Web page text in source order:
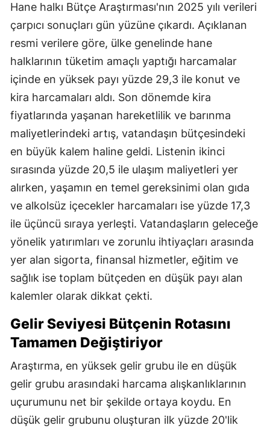
Hane halkı Bütçe Araştırması'nın 2025 yılı verileri
çarpıcı sonuçları gün yüzüne çıkardı. Açıklanan
resmi verilere göre, ülke genelinde hane
halklarının tüketim amaçlı yaptığı harcamalar
içinde en yüksek payı yüzde 29,3 ile konut ve
kira harcamaları aldı. Son dönemde kira
fiyatlarında yaşanan hareketlilik ve barınma
maliyetlerindeki artış, vatandaşın bütçesindeki
en büyük kalem haline geldi. Listenin ikinci
sırasında yüzde 20,5 ile ulaşım maliyetleri yer
alırken, yaşamın en temel gereksinimi olan gıda
ve alkolsüz içecekler harcamaları ise yüzde 17,3
ile üçüncü sıraya yerleşti. Vatandaşların geleceğe
yönelik yatırımları ve zorunlu ihtiyaçları arasında
yer alan sigorta, finansal hizmetler, eğitim ve
sağlık ise toplam bütçeden en düşük payı alan
kalemler olarak dikkat çekti.
Gelir Seviyesi Bütçenin Rotasını
Tamamen Değiştiriyor
Araştırma, en yüksek gelir grubu ile en düşük
gelir grubu arasındaki harcama alışkanlıklarının
uçurumunu net bir şekilde ortaya koydu. En
düşük gelir grubunu oluşturan ilk yüzde 20'lik